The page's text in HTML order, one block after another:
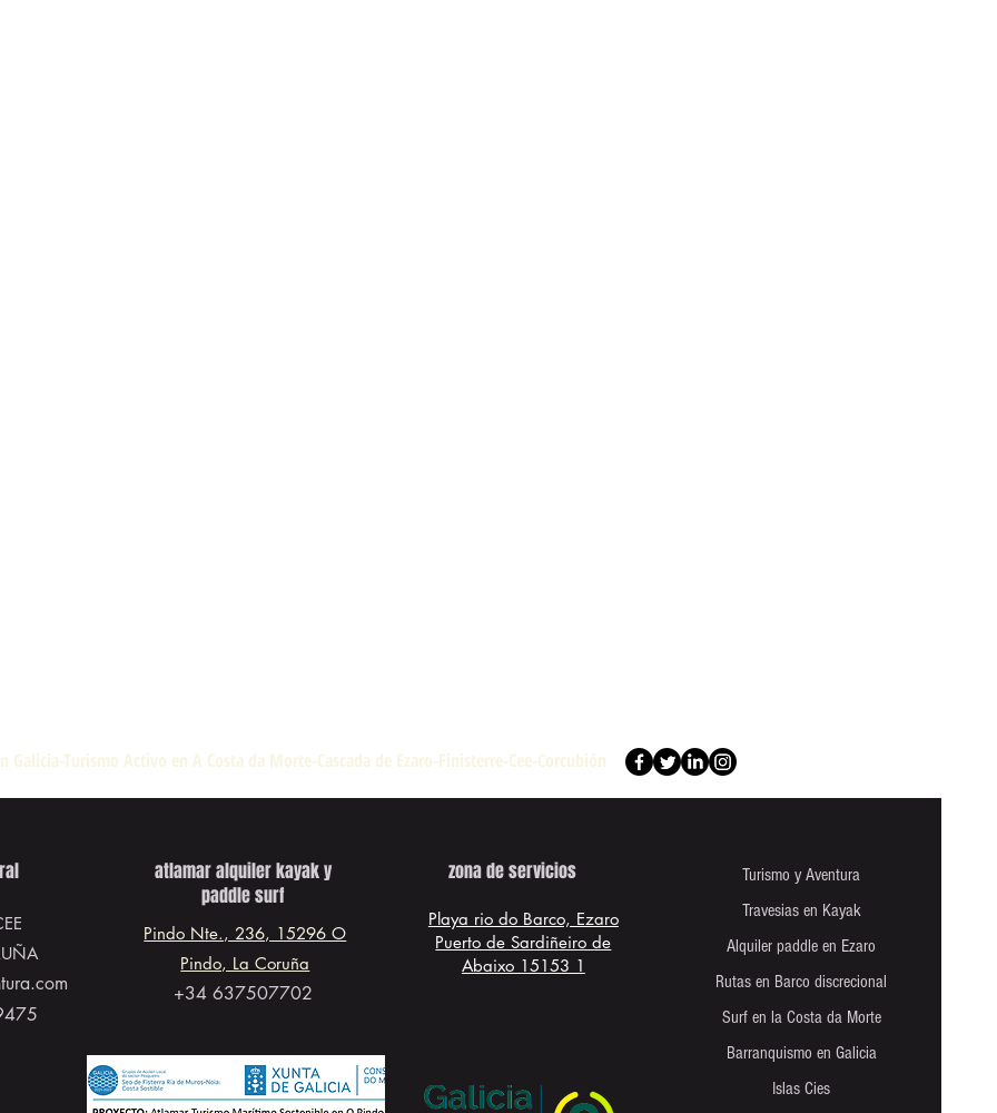
Galicia-Turismo Activo en A Costa da Morte-Cascada de Ezaro-Finisterre-Cee-Corcubión
atlamar alquiler kayak y
paddle surf
Pindo Nte., 236, 15296 O
Pindo, La Coruña
+34 637507702
zona de servicios
Playa rio do Barco, Ezaro
Puerto de Sardiñeiro de
Abaixo 15153 1
Turismo y Aventura
Travesias en Kayak
Alquiler paddle en Ezaro
Rutas en Barco discrecional
Surf en la Costa da Morte
Barranquismo en Galicia
Islas Cies